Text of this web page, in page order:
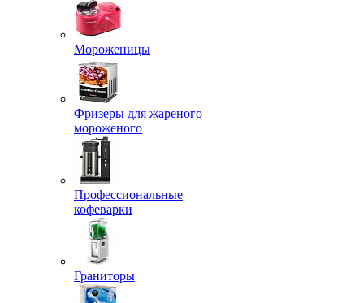
Мороженицы
Фризеры для жареного
мороженого
Профессиональные
кофеварки
Граниторы